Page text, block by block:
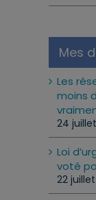
Mes
Les
moins
24
Loi
voté
22